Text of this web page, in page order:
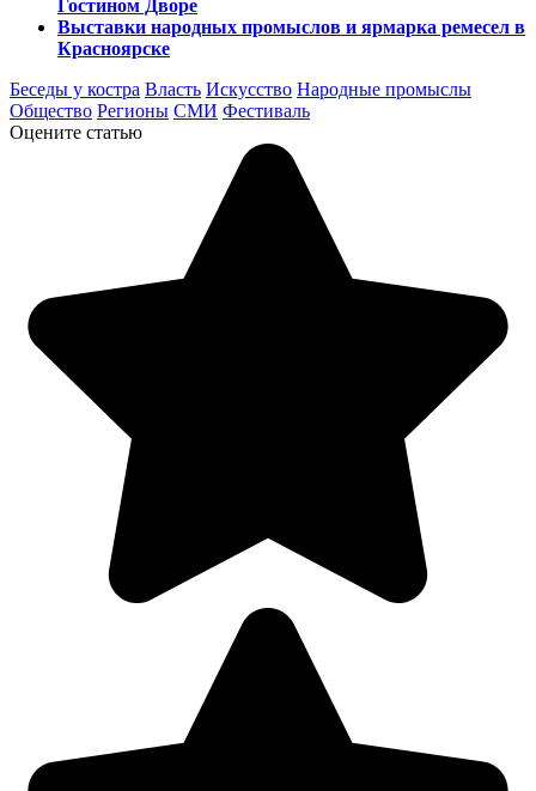
Гостином Дворе
Выставки народных промыслов и ярмарка ремесел в
Красноярске
Беседы у костра Власть Искусство Народные промыслы
Общество Регионы СМИ Фестиваль
Оцените статью